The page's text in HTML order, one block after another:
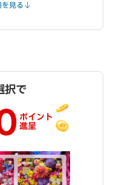
を見る
択で
ポイント
進呈